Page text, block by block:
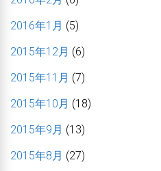
2016年1月 (5)
2015年12月 (6)
2015年11月 (7)
2015年10月 (18)
2015年9月 (13)
2015年8月 (27)